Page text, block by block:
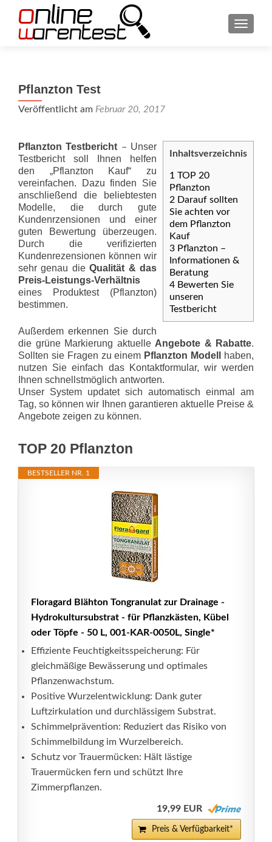
Pflanzton Test
Veröffentlicht am Februar 20, 2017
Inhaltsverzeichnis
1 TOP 20
Pflanzton
2 Darauf sollten
Sie achten vor
dem Pflanzton
Kauf
3 Pflanzton –
Informationen &
Beratung
4 Bewerten Sie
unseren
Testbericht
Pflanzton Testbericht – Unser
Testbericht soll Ihnen helfen
den „Pflanzton Kauf“ zu
vereinfachen. Dazu finden Sie
anschließend die beliebtesten
Modelle, die durch gute
Kundenrzensionen und einer
guten Bewertung überzeugen.
Durch die verifizierten
Kundenrezensionen können wir
sehr genau dieQualität & das
Preis-Leis­tungs-Ver­hält­nis
eines Produktest (Pflanzton)
bestimmen.
Außerdem erkennen Sie durch
die grüne Markierung aktuelle Angebote & Rabatte.
Sollten sie Fragen zu einem Pflanzton Modell
haben,
nutzen Sie einfach das Kontaktformular, wir werden
Ihnen schnellstmöglich antworten.
Unser System updatet sich automatisch einmal am
Tag, so können wir Ihnen garantieren aktuelle Preise &
Angebote zeigen zu können.
TOP 20 Pflanzton
BESTSELLER NR. 1
Floragard Blähton Tongranulat zur Drainage -
Hydrokultursubstrat - für Pflanzkästen, Kübel
oder Töpfe - 50 L, 001-KAR-0050L, Single*
Effiziente Feuchtigkeitsspeicherung: Für
gleichmäßige Bewässerung und optimales
Pflanzenwachstum.
Positive Wurzelentwicklung: Dank guter
Luftzirkulation und durchlässigem Substrat.
Schimmelprävention: Reduziert das Risiko von
Schimmelbildung im Wurzelbereich.
Schutz vor Trauermücken: Hält lästige
Trauermücken fern und schützt Ihre
Zimmerpflanzen.
19,99 EUR
Preis & Verfügbarkeit*